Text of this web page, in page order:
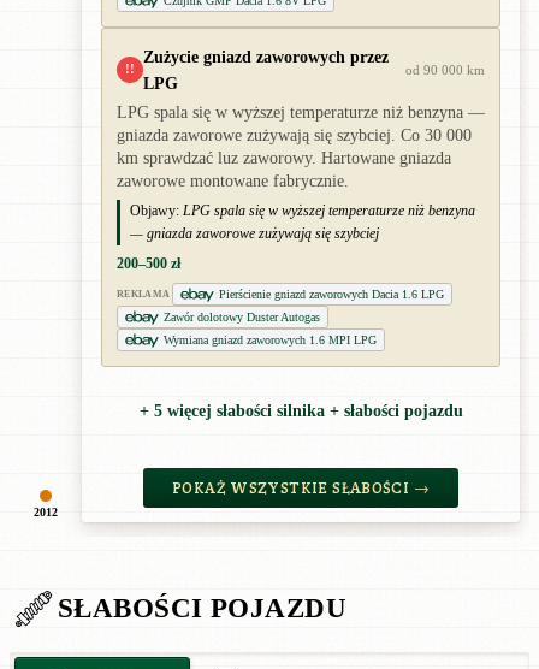
2012
!!
Zużycie gniazd zaworowych przez
LPG
od 90 000 km
LPG spala się w wyższej temperaturze niż benzyna —
gniazda zaworowe zużywają się szybciej. Co 30 000
km sprawdzać luz zaworowy. Hartowane gniazda
zaworowe montowane fabrycznie.
Objawy: LPG spala się w wyższej temperaturze niż benzyna
— gniazda zaworowe zużywają się szybciej
200–500 zł
REKLAMA
Pierścienie gniazd zaworowych Dacia 1.6 LPG
Zawór dolotowy Duster Autogas
Wymiana gniazd zaworowych 1.6 MPI LPG
+ 5 więcej słabości silnika + słabości pojazdu
POKAŻ WSZYSTKIE SŁABOŚCI →
SŁABOŚCI POJAZDU